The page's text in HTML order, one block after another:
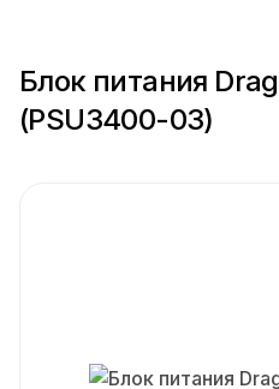
Блок питания
(PSU3400-03)